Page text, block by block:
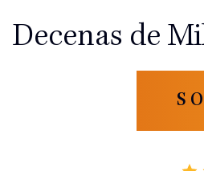
Decenas de